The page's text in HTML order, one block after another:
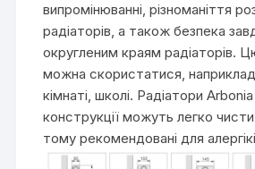
випромінюванні, різноманіття
радіаторів, а також безпека
округленим краям радіаторів.
можна скористатися,
кімнаті, школі. Радіатори Arbonia
конструкції можуть легко
тому рекомендовані для